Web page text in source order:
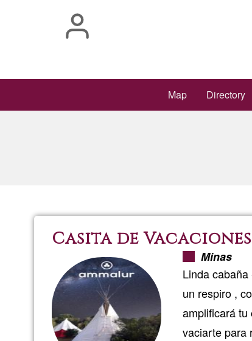
Map Directory
Casita de
Minas
Linda
un respiro ,
amplificará tu
vaciarte para